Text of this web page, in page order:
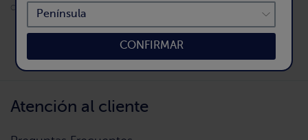
2,99 €
Cód. 8737
Página 1 de 1
Atención al cliente
CONFIRMAR